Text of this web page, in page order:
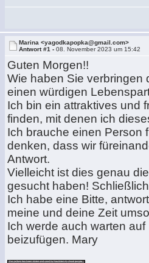
Marina <yagodkapopka@gmail.com>
Antwort #1 -08. November 2023 um 15:42
Guten Morgen!!
Wie haben Sie verbringen
einen würdigen
Ich bin ein attraktives und
finden, mit denen ich
Ich brauche einen Person
denken, dass wir
Antwort.
Vielleicht ist dies genau
gesucht haben!
Ich habe eine Bitte,
meine und deine Zeit
Ich werde auch warten
beizufügen. Mary